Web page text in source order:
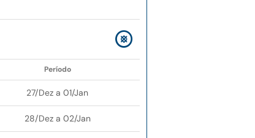
Período
27/Dez a 01/Jan
28/Dez a 02/Jan